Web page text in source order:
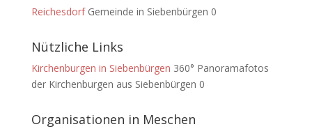
ReichesdorfGemeinde in Siebenbürgen 0
Nützliche Links
Kirchenburgen in Siebenbürgen 360° Panoramafotos
der Kirchenburgen aus Siebenbürgen 0
Organisationen in Meschen